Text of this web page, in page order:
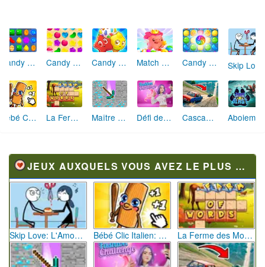
Candy Crush Candy Rain 5 Candy Riddles Match 3 Match Arena Candy Burst Fruits
Bébé Clic Italien: La Folie des Petits Bambins La Ferme des Mots - Cultivez votre Vocabulaire Maître de la Destruction: Fusion de Pioches Défi de Mode: Star du Podium Cascades Folles 3D
JEUX AUXQUELS VOUS AVEZ LE PLUS JOUÉ
Skip Love: L'Amour en Péril Bébé Clic Italien: La Folie des Petits Bambins La Ferme des Mots - Cultivez votre Vocabulaire